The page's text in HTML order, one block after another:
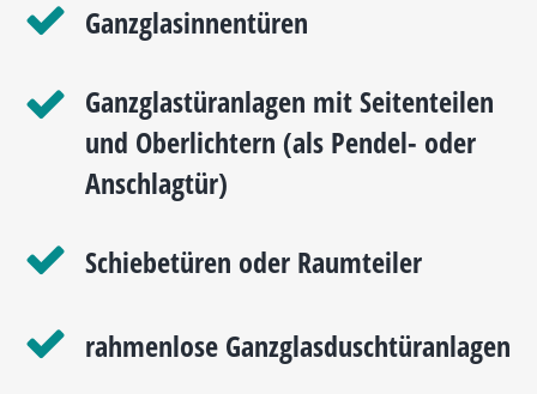
Ganzglasinnentüren
Ganzglastüranlagen mit Seitenteilen
und Oberlichtern (als Pendel- oder
Anschlagtür)
Schiebetüren oder Raumteiler
rahmenlose Ganzglasduschtüranlagen